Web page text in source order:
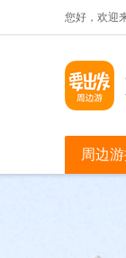
您好，欢迎
周边